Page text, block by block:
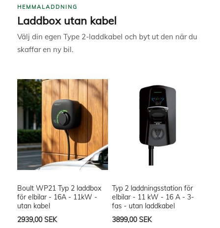
HEMMALADDNING
Laddbox utan kabel
Välj din egen Type 2-laddkabel och byt ut den när du
skaffar en ny bil.
Boult WP21 Typ 2 laddbox
för elbilar - 16A - 11kW -
utan kabel
2939,00 SEK
Typ 2 laddningsstation för
elbilar - 11 kW - 16 A - 3-
fas - utan laddkabel
3899,00 SEK